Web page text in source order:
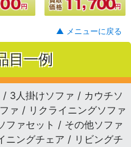
▲ メニューに戻る
目一例
3人掛けソファ / カウチソ
ァ / リクライニングソファ
ファセット / その他ソファ
ニングチェア / リビングチ